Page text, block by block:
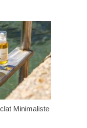
Minimaliste